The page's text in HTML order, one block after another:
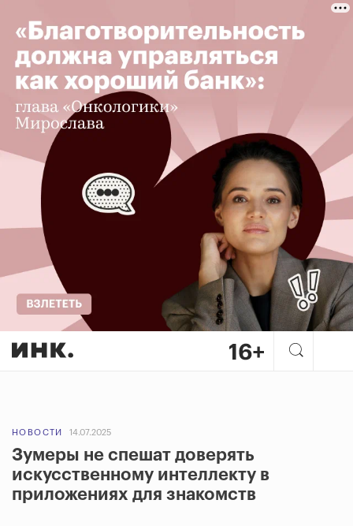
НОВОСТИ 14.07.2025
Зумеры не спешат доверять
искусственному интеллекту в
приложениях для знакомств